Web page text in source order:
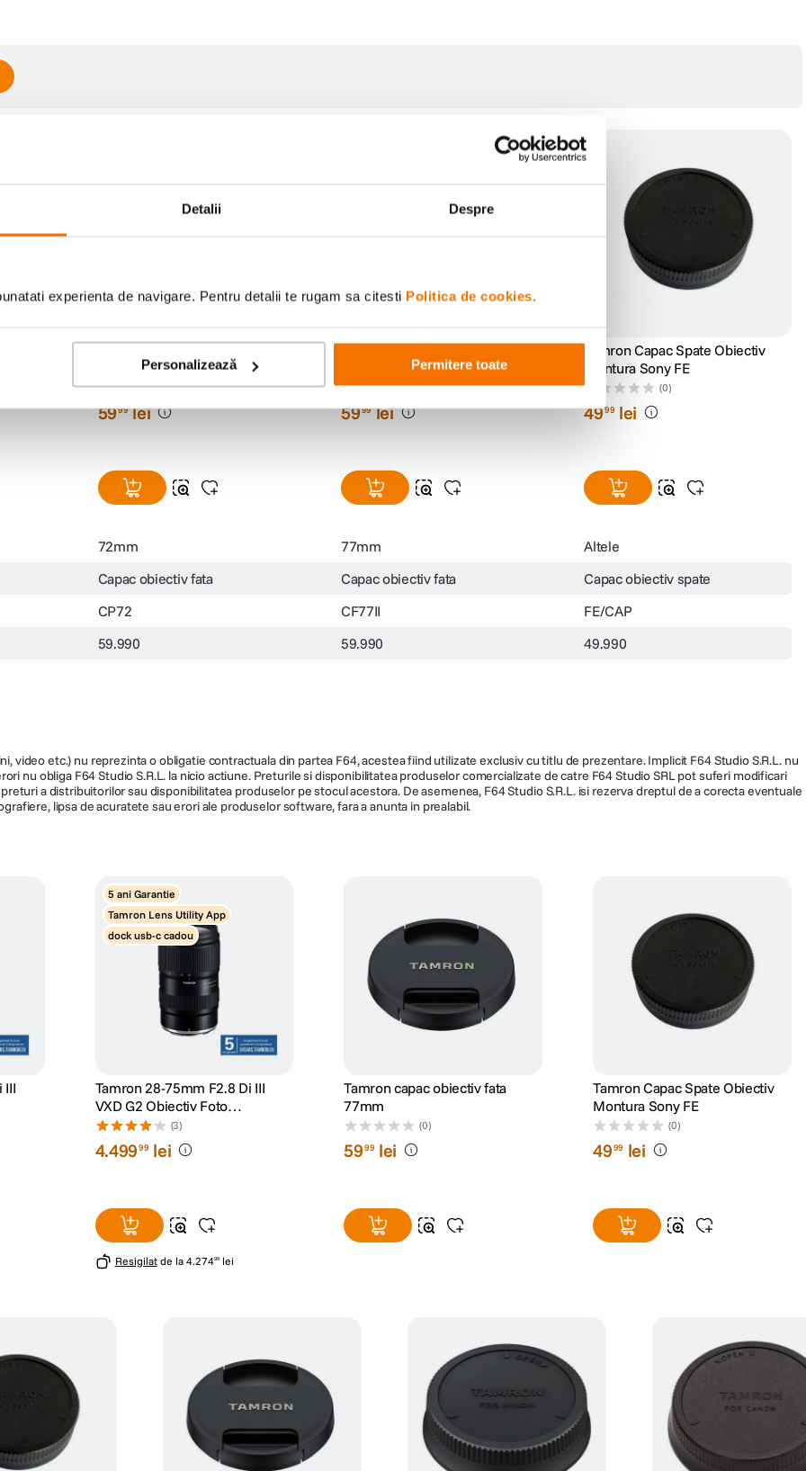
Detalii Despre
experienta de navigare. Pentru detalii te rugam sa citesti Politica de cookies.
Personalizează Permitere toate
Tamron capac obiectiv fata 72mm
(1)
5999 lei
Tamron capac obiectiv fata 77mm
(0)
5999 lei
Tamron Capac Spate Obiectiv
Montura Sony FE
(0)
4999 lei
72mm 77mm
Altele
Capac obiectiv fata
Capac obiectiv fata
Capac obiectiv spate
CP72
CF77II
FE/CAP
59.990
59.990 49.990
video etc.) nu reprezinta o obligatie contractuala din partea F64, acestea fiind utilizate exclusiv cu titlu de prezentare. Implicit F64 Studio S.R.L. nu
nu obliga F64 Studio S.R.L. la nicio actiune. Preturile si disponibilitatea produselor comercializate de catre F64 Studio SRL pot suferi modificari
a distribuitorilor sau disponibilitatea produselor pe stocul acestora. De asemenea, F64 Studio S.R.L. isi rezerva dreptul de a corecta eventuale
lipsa de acuratete sau erori ale produselor software, fara a anunta in prealabil.
III
5 ani Garantie
Tamron Lens Utility App
dock usb-c cadou
Tamron 28-75mm F2.8 Di III
VXD G2 Obiectiv Foto
Mirrorless Montura Z
(3)
4.49999 lei
Resigilat de la 4.27499 lei
Tamron capac obiectiv fata
77mm
(0)
5999 lei
Tamron Capac Spate Obiectiv
Montura Sony FE
(0)
4999 lei